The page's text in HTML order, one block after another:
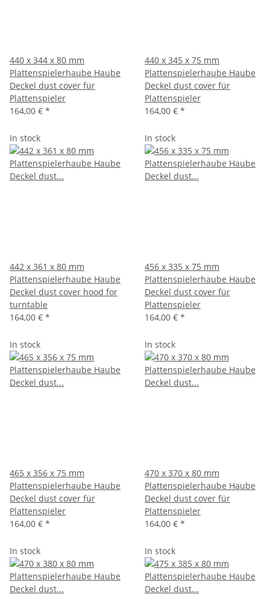
440 x 344 x 80 mm
Plattenspielerhaube Haube
Deckel dust cover für
Plattenspieler
164,00 € *
440 x 345 x 75 mm
Plattenspielerhaube Haube
Deckel dust cover für
Plattenspieler
164,00 € *
In stock
442 x 361 x 80 mm
Plattenspielerhaube Haube
Deckel dust cover hood for
turntable
164,00 € *
In stock
456 x 335 x 75 mm
Plattenspielerhaube Haube
Deckel dust cover für
Plattenspieler
164,00 € *
In stock
465 x 356 x 75 mm
Plattenspielerhaube Haube
Deckel dust cover für
Plattenspieler
164,00 € *
In stock
470 x 370 x 80 mm
Plattenspielerhaube Haube
Deckel dust cover für
Plattenspieler
164,00 € *
In stock In stock